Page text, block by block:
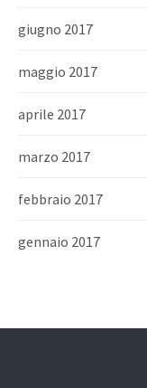
giugno 2017
maggio 2017
aprile 2017
marzo 2017
febbraio 2017
gennaio 2017